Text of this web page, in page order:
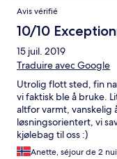
Avis vérifié
10/10
15 juil. 2019
Traduire avec Google
Utrolig flott sted, fin
vi faktisk ble å bruke.
altfor varmt, vanskelig
løsningsorientert, vi
kjølebag til oss :)
Anette, séjour de 2